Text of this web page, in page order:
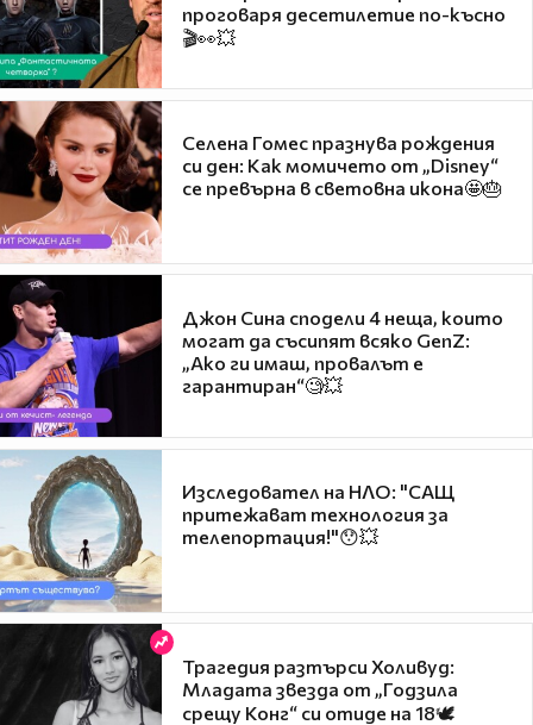
проговаря десетилетие по-късно
🎬👀💥
Селена Гомес празнува рождения
си ден: Как момичето от „Disney“
се превърна в световна икона🤩🎂
Джон Сина сподели 4 неща, които
могат да съсипят всяко GenZ:
„Ако ги имаш, провалът е
гарантиран“🧐💥
Изследовател на НЛО: "САЩ
притежават технология за
телепортация!"😯💥
Трагедия разтърси Холивуд:
Младата звезда от „Годзила
срещу Конг“ си отиде на 18🕊️